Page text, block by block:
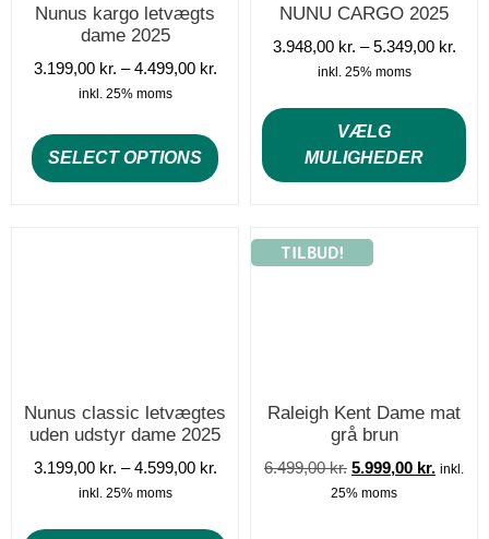
Nunus kargo letvægts
dame 2025
3.199,00 kr. – 4.499,00 kr.
inkl. 25% moms
SELECT OPTIONS
NUNU CARGO 2025
3.948,00 kr. – 5.349,00 kr.
inkl. 25% moms
VÆLG
MULIGHEDER
Nunus classic letvægtes
uden udstyr dame 2025
3.199,00 kr. – 4.599,00 kr.
inkl. 25% moms
TILBUD!
Raleigh Kent Dame mat
grå brun
6.499,00kr. 5.999,00 kr. inkl.
25% moms